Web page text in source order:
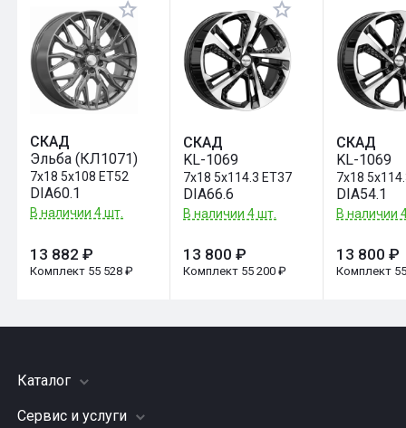
Оставить отзыв
СКАД
Эльба (КЛ1071)
7x18 5x108 ET52
DIA60.1
В наличии 4 шт.
13 882 ₽
Комплект 55 528 ₽
СКАД
KL-1069
7x18 5x114.3 ET37
DIA66.6
В наличии 4 шт.
13 800 ₽
Комплект 55 200 ₽
СКАД
KL-1069
7x18
DIA54.1
В наличии
13 800 ₽
Комплект
Каталог
Шины
Сервис и услуги